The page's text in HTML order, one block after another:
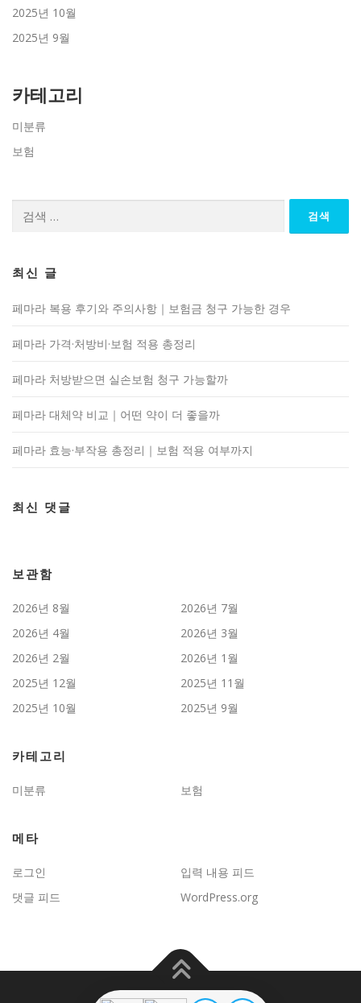
2025년 10월
2025년 9월
카테고리
미분류
보험
최신 글
페마라 복용 후기와 주의사항｜보험금 청구 가능한 경우
페마라 가격·처방비·보험 적용 총정리
페마라 처방받으면 실손보험 청구 가능할까
페마라 대체약 비교｜어떤 약이 더 좋을까
페마라 효능·부작용 총정리｜보험 적용 여부까지
최신 댓글
보관함
2026년 8월
2026년 7월
2026년 4월
2026년 3월
2026년 2월
2026년 1월
2025년 12월
2025년 11월
2025년 10월
2025년 9월
카테고리
미분류 보험
메타
로그인
입력 내용 피드
댓글 피드
WordPress.org